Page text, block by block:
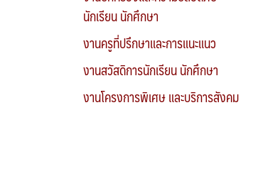
นักเรียน นักศึกษา
งานครูที่ปรึกษาและการแนะแนว
งานสวัสดิการนักเรียน นักศึกษา
งานโครงการพิเศษ และบริการสังคม